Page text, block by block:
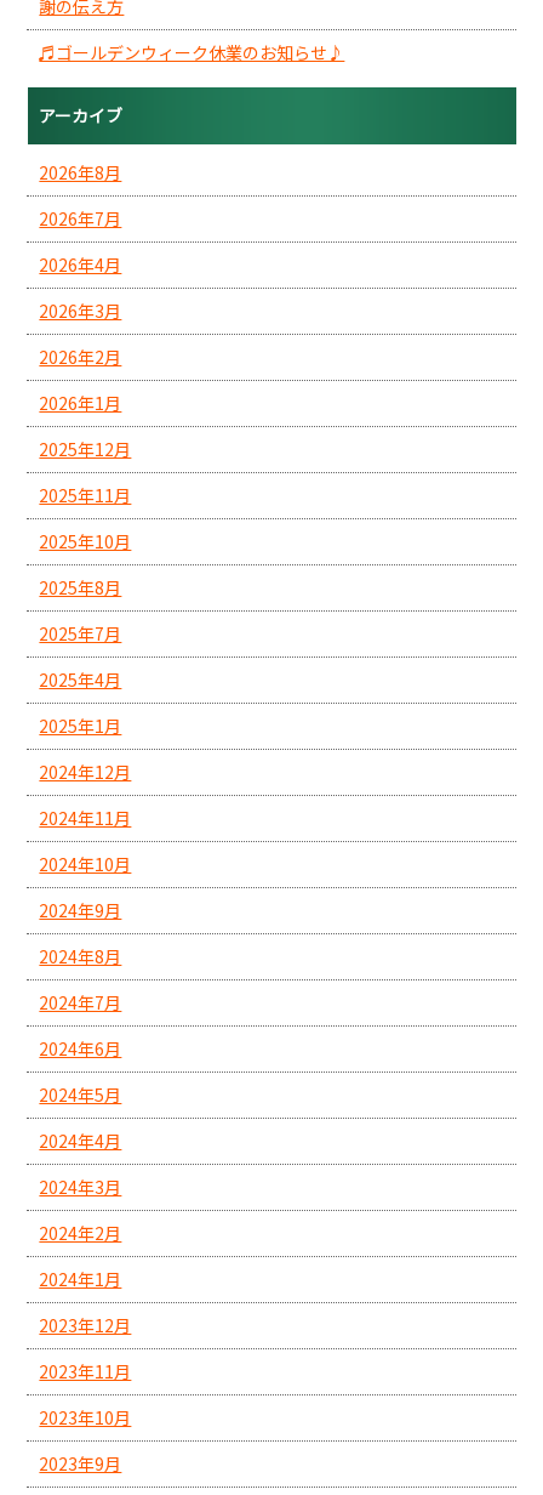
謝の伝え方
♬ゴールデンウィーク休業のお知らせ♪
アーカイブ
2026年8月
2026年7月
2026年4月
2026年3月
2026年2月
2026年1月
2025年12月
2025年11月
2025年10月
2025年8月
2025年7月
2025年4月
2025年1月
2024年12月
2024年11月
2024年10月
2024年9月
2024年8月
2024年7月
2024年6月
2024年5月
2024年4月
2024年3月
2024年2月
2024年1月
2023年12月
2023年11月
2023年10月
2023年9月